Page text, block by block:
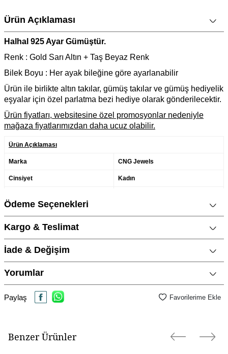
Ürün Açıklaması
Halhal 925 Ayar Gümüştür.
Renk : Gold Sarı Altın + Taş Beyaz Renk
Bilek Boyu : Her ayak bileğine göre ayarlanabilir
Ürün ile birlikte altın takılar, gümüş takılar ve gümüş hediyelik
eşyalar için özel parlatma bezi hediye olarak gönderilecektir.
Ürün fiyatları, websitesine özel promosyonlar nedeniyle
mağaza fiyatlarımızdan daha ucuz olabilir.
Ürün Açıklaması
Marka CNG Jewels
Cinsiyet Kadın
Modeli
Materyal Rengi
Ödeme Seçenekleri
Kargo & Teslimat
İade & Değişim
Yorumlar
Paylaş Favorilerime Ekle
Benzer Ürünler